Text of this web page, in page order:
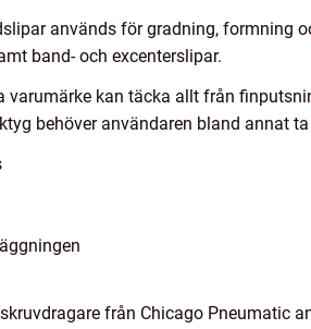
används för gradning, formning
band- och excenterslipar.
varumärke kan täcka allt från
behöver användaren bland annat
från Chicago Pneumatic